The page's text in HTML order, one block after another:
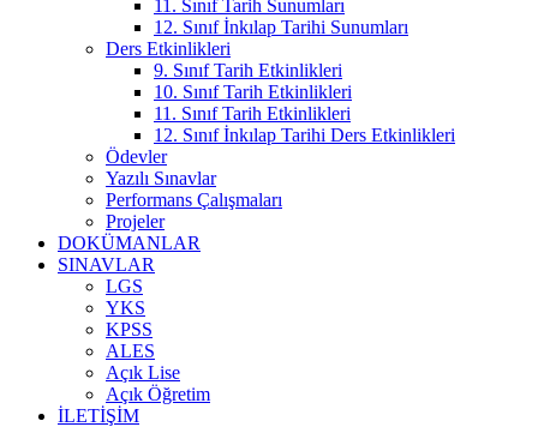
11. Sınıf Tarih Sunumları
12. Sınıf İnkılap Tarihi Sunumları
Ders Etkinlikleri
9. Sınıf Tarih Etkinlikleri
10. Sınıf Tarih Etkinlikleri
11. Sınıf Tarih Etkinlikleri
12. Sınıf İnkılap Tarihi Ders Etkinlikleri
Ödevler
Yazılı Sınavlar
Performans Çalışmaları
Projeler
DOKÜMANLAR
SINAVLAR
LGS
YKS
KPSS
ALES
Açık Lise
Açık Öğretim
İLETIŞIM